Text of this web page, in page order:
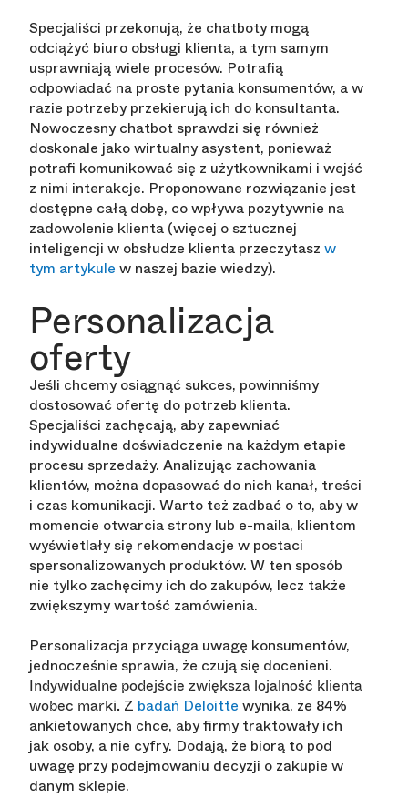
Specjaliści przekonują, że chatboty mogą
odciążyć biuro obsługi klienta, a tym samym
usprawniają wiele procesów. Potrafią
odpowiadać na proste pytania konsumentów, a w
razie potrzeby przekierują ich do konsultanta.
Nowoczesny chatbot sprawdzi się również
doskonale jako wirtualny asystent, ponieważ
potrafi komunikować się z użytkownikami i wejść
z nimi interakcje. Proponowane rozwiązanie jest
dostępne całą dobę, co wpływa pozytywnie na
zadowolenie klienta (więcej o sztucznej
inteligencji w obsłudze klienta przeczytasz w
tym artykule w naszej bazie wiedzy).
Personalizacja
oferty
Jeśli chcemy osiągnąć sukces, powinniśmy
dostosować ofertę do potrzeb klienta.
Specjaliści zachęcają, aby zapewniać
indywidualne doświadczenie na każdym etapie
procesu sprzedaży. Analizując zachowania
klientów, można dopasować do nich kanał, treści
i czas komunikacji. Warto też zadbać o to, aby w
momencie otwarcia strony lub e-maila, klientom
wyświetlały się rekomendacje w postaci
spersonalizowanych produktów. W ten sposób
nie tylko zachęcimy ich do zakupów, lecz także
zwiększymy wartość zamówienia.
Personalizacja przyciąga uwagę konsumentów,
jednocześnie sprawia, że czują się docenieni.
Indywidualne podejście zwiększa lojalność klienta
wobec marki. Z badań Deloitte wynika, że 84%
ankietowanych chce, aby firmy traktowały ich
jak osoby, a nie cyfry. Dodają, że biorą to pod
uwagę przy podejmowaniu decyzji o zakupie w
danym sklepie.